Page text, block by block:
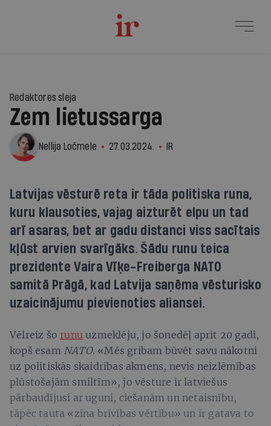
Redaktores sleja
Zem lietussarga
Nellija Ločmele 27.03.2024. IR
Latvijas vēsturē reta ir tāda politiska runa,
kuru klausoties, vajag aizturēt elpu un tad
arī asaras, bet ar gadu distanci viss sacītais
kļūst arvien svarīgāks. Šādu runu teica
prezidente Vaira Vīķe-Freiberga NATO
samitā Prāgā, kad Latvija saņēma vēsturisko
uzaicinājumu pievienoties aliansei.
Vēlreiz šo runu uzmeklēju, jo šonedēļ aprit 20 gadi,
kopš esam NATO. «Mēs gribam būvēt savu nākotni
uz politiskās skaidrības akmens, nevis neizlēmības
plūstošajām smiltīm», jo vēsture ir latviešus
pārbaudījusi ar uguni, ciešanām un netaisnību,
tāpēc tauta «zina brīvības vērtību» un ir gatava to